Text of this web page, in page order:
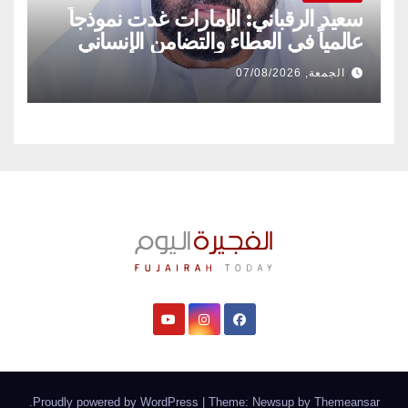
سعيد الرقباني: الإمارات غدت نموذجاً
عالمياً في العطاء والتضامن الإنساني
الجمعة, 07/08/2026
Proudly powered by WordPress Theme: Newsup by Themeansar
.